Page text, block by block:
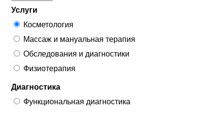
Услуги
Косметология
Массаж и мануальная терапия
Обследования и диагностики
Физиотерапия
Диагностика
Функциональная диагностика